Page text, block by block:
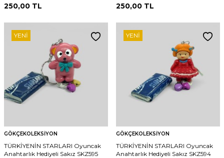
250,00 TL 250,00 TL
YENI
GÖKÇEKOLEKSIYON
TÜRKİYENİN STARLARI Oyuncak
Anahtarlık Hediyeli Sakız SKZ595
YENI
GÖKÇEKOLEKSIYON
TÜRKİYENİN STARLARI Oyuncak
Anahtarlık Hediyeli Sakız SKZ594